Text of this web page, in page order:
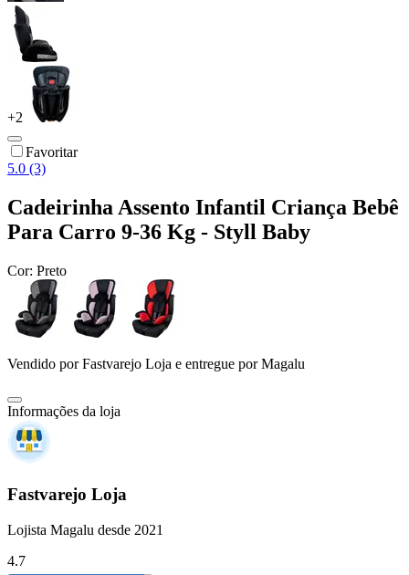
+2
Favoritar
5.0 (3)
Cadeirinha Assento Infantil Criança Bebê
Para Carro 9-36 Kg - Styll Baby
Cor: Preto
Vendido porFastvarejo Loja e entregue por Magalu
Informações da loja
Fastvarejo Loja
Lojista Magalu desde 2021
4.7